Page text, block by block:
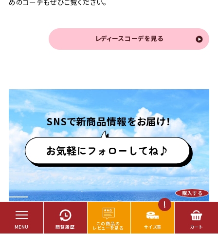
購入する
めのコーデもぜひご覧ください。
レディースコーデを見る
SNSで新商品情報をお届け！